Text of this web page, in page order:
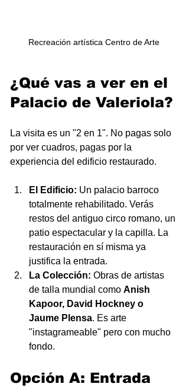
Recreación artística Centro de Arte
¿Qué vas a ver en el
Palacio de Valeriola?
La visita es un "2 en 1". No pagas solo
por ver cuadros, pagas por la
experiencia del edificio restaurado.
El Edificio: Un palacio barroco
totalmente rehabilitado. Verás
restos del antiguo circo romano, un
patio espectacular y la capilla. La
restauración en sí misma ya
justifica la entrada.
La Colección: Obras de artistas
de talla mundial como Anish
Kapoor, David Hockney o
Jaume Plensa. Es arte
"instagrameable" pero con mucho
fondo.
Opción A: Entrada